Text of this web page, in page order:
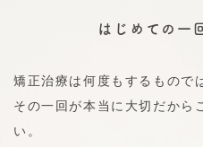
はじめての一
矯正治療は何度もするもので
その一回が本当に大切だから
い。